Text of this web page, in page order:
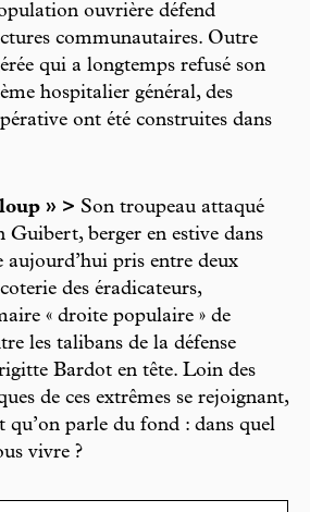
ouvrière défend
communautaires. Outre
qui a longtemps refusé son
hospitalier général, des
ont été construites dans
» > Son troupeau attaqué
Guibert, berger en estive dans
aujourd’hui pris entre deux
des éradicateurs,
« droite populaire » de
les talibans de la défense
Bardot en tête. Loin des
de ces extrêmes se rejoignant,
parle du fond : dans quel
vivre ?